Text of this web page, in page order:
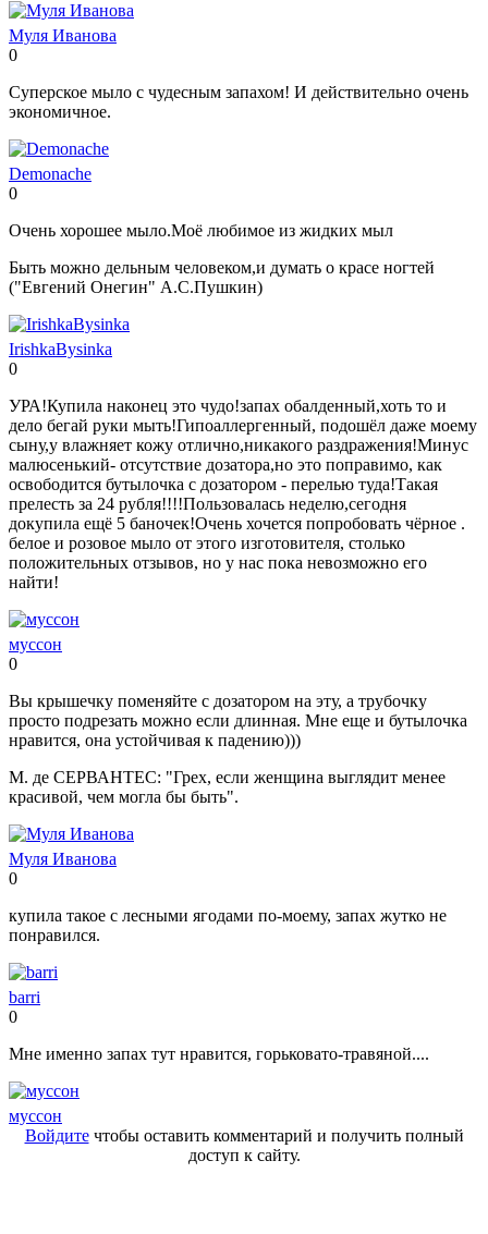
Муля Иванова
0
Суперское мыло с чудесным запахом! И действительно очень
экономичное.
Demonache
0
Очень хорошее мыло.Моё любимое из жидких мыл
Быть можно дельным человеком,и думать о красе ногтей
("Евгений Онегин" А.С.Пушкин)
IrishkaBysinka
0
УРА!Купила наконец это чудо!запах обалденный,хоть то и
дело бегай руки мыть!Гипоаллергенный, подошёл даже моему
сыну,у влажняет кожу отлично,никакого раздражения!Минус
малюсенький- отсутствие дозатора,но это поправимо, как
освободится бутылочка с дозатором - перелью туда!Такая
прелесть за 24 рубля!!!!Пользовалась неделю,сегодня
докупила ещё 5 баночек!Очень хочется попробовать чёрное .
белое и розовое мыло от этого изготовителя, столько
положительных отзывов, но у нас пока невозможно его
найти!
муссон
0
Вы крышечку поменяйте с дозатором на эту, а трубочку
просто подрезать можно если длинная. Мне еще и бутылочка
нравится, она устойчивая к падению)))
М. де СЕРВАНТЕС: "Грех, если женщина выглядит менее
красивой, чем могла бы быть".
Муля Иванова
0
купила такое с лесными ягодами по-моему, запах жутко не
понравился.
barri
0
Мне именно запах тут нравится, горьковато-травяной....
муссон
Войдитечтобы оставить комментарий и получить полный
доступ к сайту.